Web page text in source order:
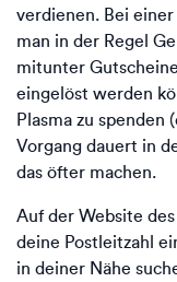
verdienen. Bei
man in der Regel
mitunter
eingelöst werden
Plasma zu spenden
Vorgang dauert in
das öfter machen.
Auf der Website
deine Postleitzahl
in deiner Nähe